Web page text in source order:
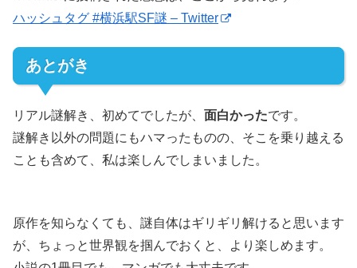
ハッシュタグ #横浜駅SF謎 – Twitter
あとがき
リアル謎解き、初めてでしたが、 面白かったです。
謎解き以外の問題にもハマったものの、そこを乗り越える
ことも含めて、私は楽しんでしまいました。
原作を知らなくても、謎自体はギリギリ解けると思います
が、ちょっと世界観を掴んでおくと、より楽しめます。